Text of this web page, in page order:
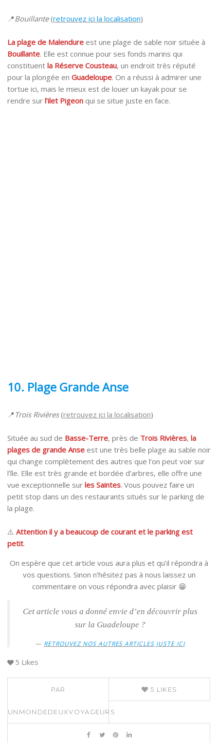
📍Bouillante(retrouvez ici la localisation)
La plage de Malendure est une plage de sable noir située à
Bouillante. Elle est connue pour ses fonds marins qui
constituent la Réserve Cousteau, un endroit très réputé
pour la plongée en Guadeloupe. On a réussi à admirer une
tortue ici, mais le mieux est de louer un kayak pour se
rendre sur l’ilet Pigeon qui se situe juste en face.
10. Plage Grande Anse
📍 Trois Rivières(retrouvez ici la localisation)
Située au sud de Basse-Terre, près de Trois Rivières, la
plages de grande Anse est une très belle plage au sable noir
qui change complètement des autres que l’on peut voir sur
l’île. Elle est très grande et bordée d’arbres, elle offre une
vue exceptionnelle sur les Saintes. Vous pouvez faire un
petit stop dans un des restaurants situés sur le parking de
la plage.
⚠️ Attention il y a beaucoup de courant et le parking est
petit.
On espère que cet article vous aura plus et qu’il répondra à
vos questions. Sinon n’hésitez pas à nous laissez un
commentaire on vous répondra avec plaisir 😁
Cet article vous a donné envie d’en découvrir plus
sur la Guadeloupe ?
RETROUVEZ NOS AUTRES ARTICLES JUSTE ICI
5 Likes
PAR
UNMONDEDEUXVOYAGEURS
5 LIKES